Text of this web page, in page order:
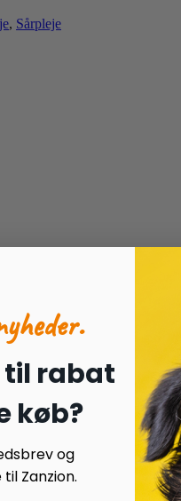
, Sårpleje
til rabat
køb?
og
Zanzion.